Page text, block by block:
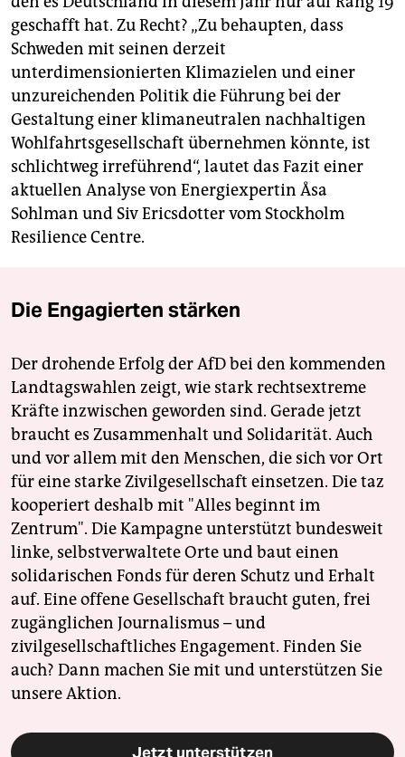
geschafft hat. Zu Recht? „Zu behaupten, dass
Schweden mit seinen derzeit
unterdimensionierten Klimazielen und einer
unzureichenden Politik die Führung bei der
Gestaltung einer klimaneutralen nachhaltigen
Wohlfahrtsgesellschaft übernehmen könnte, ist
schlichtweg irreführend“, lautet das Fazit einer
aktuellen Analyse von Energiexpertin Åsa
Sohlman und Siv Ericsdotter vom Stockholm
Resilience Centre.
Die Engagierten stärken
Der drohende Erfolg der AfD bei den kommenden
Landtagswahlen zeigt, wie stark rechtsextreme
Kräfte inzwischen geworden sind. Gerade jetzt
braucht es Zusammenhalt und Solidarität. Auch
und vor allem mit den Menschen, die sich vor Ort
für eine starke Zivilgesellschaft einsetzen. Die taz
kooperiert deshalb mit "Alles beginnt im
Zentrum". Die Kampagne unterstützt bundesweit
linke, selbstverwaltete Orte und baut einen
solidarischen Fonds für deren Schutz und Erhalt
auf. Eine offene Gesellschaft braucht guten, frei
zugänglichen Journalismus – und
zivilgesellschaftliches Engagement. Finden Sie
auch? Dann machen Sie mit und unterstützen Sie
unsere Aktion.
Jetzt unterstützen